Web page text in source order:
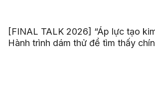
[FINAL TALK 2026] “Áp lực tạo
Hành trình dám thử để tìm thấy